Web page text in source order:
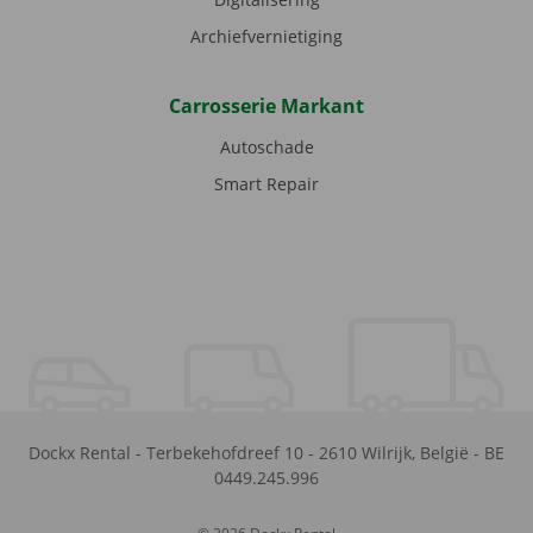
Archiefvernietiging
Carrosserie Markant
Autoschade
Smart Repair
Dockx Rental - Terbekehofdreef 10 - 2610 Wilrijk, België - BE
0449.245.996